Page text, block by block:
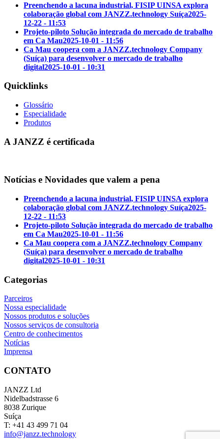
Preenchendo a lacuna industrial, FISIP UINSA explora
colaboração global com JANZZ.technology Suíça2025-
12-22 - 11:53
Projeto-piloto Solução integrada do mercado de trabalho
em Ca Mau2025-10-01 - 11:56
Ca Mau coopera com a JANZZ.technology Company
(Suíça) para desenvolver o mercado de trabalho
digital2025-10-01 - 10:31
Quicklinks
Glossário
Especialidade
Produtos
A JANZZ é certificada
Notícias e Novidades que valem a pena
Preenchendo a lacuna industrial, FISIP UINSA explora
colaboração global com JANZZ.technology Suíça2025-
12-22 - 11:53
Projeto-piloto Solução integrada do mercado de trabalho
em Ca Mau2025-10-01 - 11:56
Ca Mau coopera com a JANZZ.technology Company
(Suíça) para desenvolver o mercado de trabalho
digital2025-10-01 - 10:31
Categorias
Parceiros
Nossa especialidade
Nossos produtos e soluções
Nossos serviços de consultoria
Centro de conhecimentos
Notícias
Imprensa
CONTATO
JANZZ Ltd
Nidelbadstrasse 6
8038 Zurique
Suíça
T: +41 43 499 71 04
info@janzz.technology